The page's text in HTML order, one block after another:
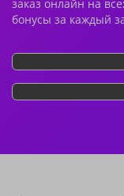
заказ онлайн на
бонусы за каждый